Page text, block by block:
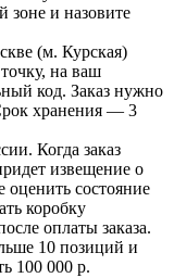
зоне и назовите
(м. Курская)
на ваш
код. Заказ нужно
хранения — 3
Когда заказ
извещение о
состояние
коробку
оплаты заказа.
10 позиций и
100 000 р.